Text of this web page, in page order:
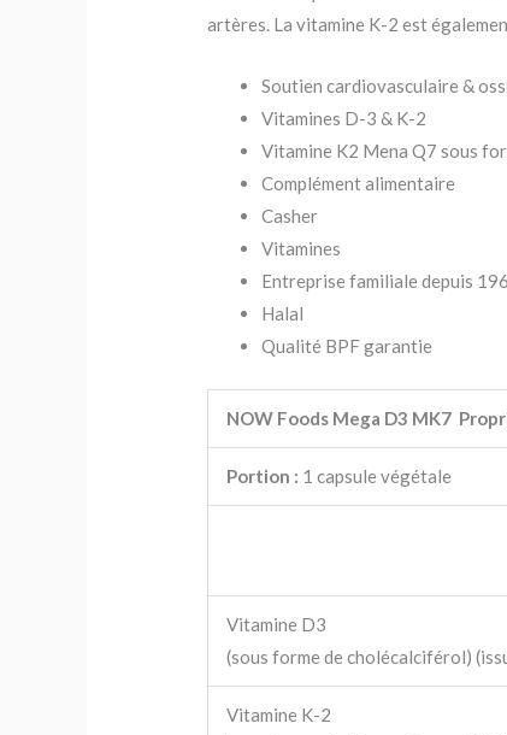
artères. La vitamine K-2 est
Soutien cardiovasculaire &
Vitamines D-3 & K-2
Vitamine K2 Mena Q7 sous
Complément alimentaire
Casher
Vitamines
Entreprise familiale depuis
Halal
Qualité BPF garantie
NOW Foods Mega D3 MK7
Portion : 1 capsule végétale
Vitamine D3
(sous forme de cholécalciférol)
Vitamine K-2